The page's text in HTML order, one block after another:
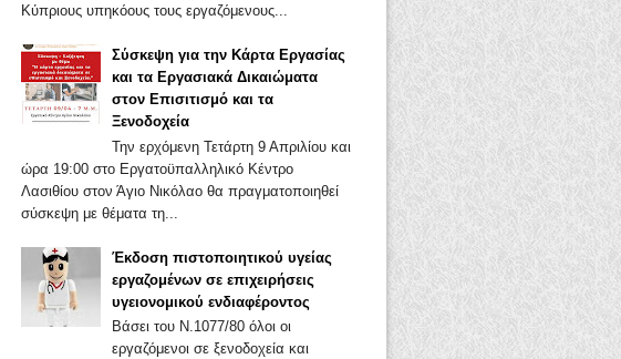
Κύπριους υπηκόους τους εργαζόμενους...
Σύσκεψη για την Κάρτα Εργασίας
και τα Εργασιακά Δικαιώματα
στον Επισιτισμό και τα
Ξενοδοχεία
Την ερχόμενη Τετάρτη 9 Απριλίου και
ώρα 19:00 στο Εργατοϋπαλληλικό Κέντρο
Λασιθίου στον Άγιο Νικόλαο θα πραγματοποιηθεί
σύσκεψη με θέματα τη...
Έκδοση πιστοποιητικού υγείας
εργαζομένων σε επιχειρήσεις
υγειονομικού ενδιαφέροντος
Βάσει του Ν.1077/80 όλοι οι
εργαζόμενοι σε ξενοδοχεία και